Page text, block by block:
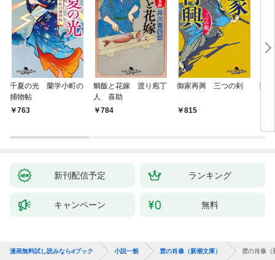
千夏の光 蘭学小町の
捕物帖
763
鯛飯と花嫁 渡り庖丁
人 喜助
784
御家再興 三つの剣
815
新刊配信予定 ランキング
キャンペーン 無料
漫画無料試し読みならdブック 小説一般 雲の肖像（新潮文庫） 雲の肖像（